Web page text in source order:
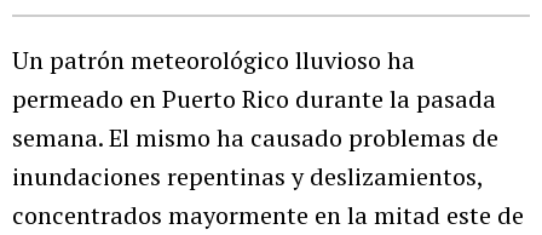
Un patrón meteorológico lluvioso ha
permeado en Puerto Rico durante la pasada
semana. El mismo ha causado problemas de
inundaciones repentinas y deslizamientos,
concentrados mayormente en la mitad este de